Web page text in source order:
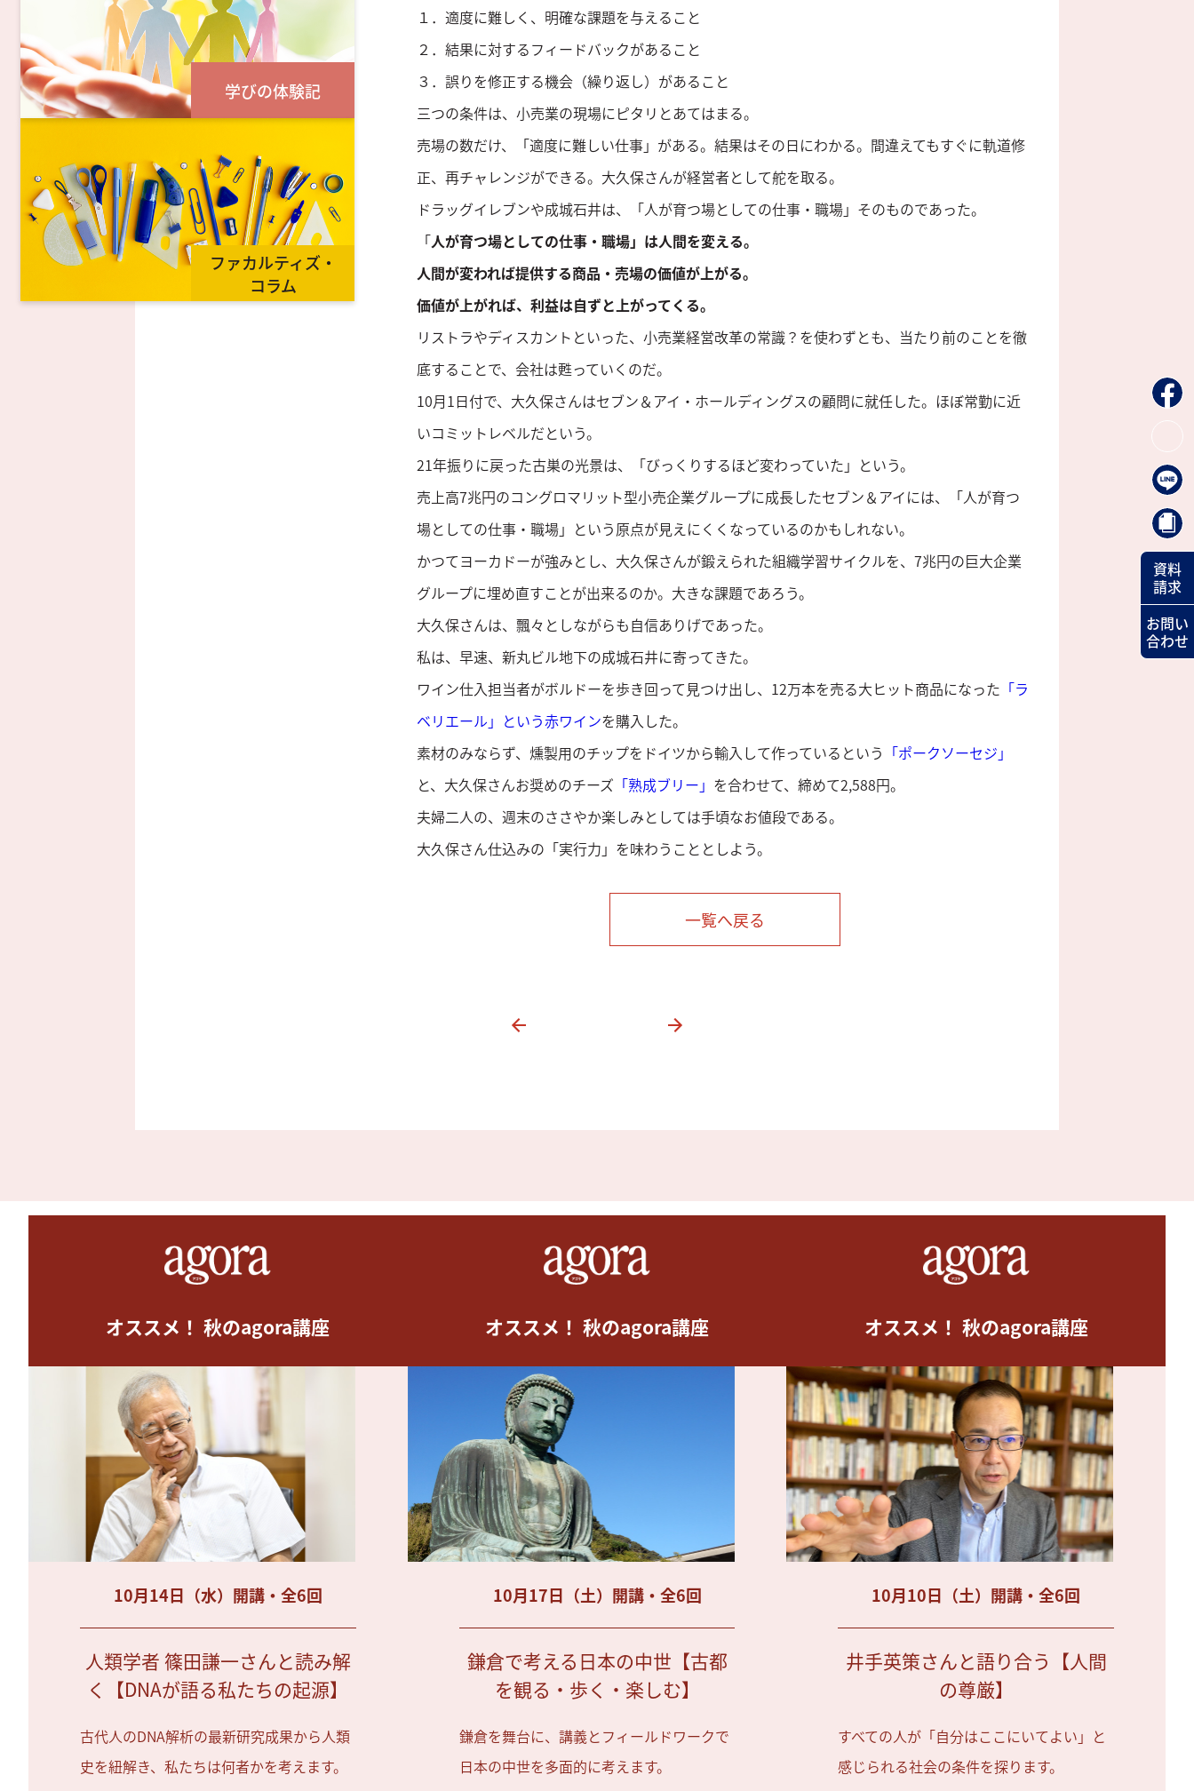
１．適度に難しく、明確な課題を与えること
２．結果に対するフィードバックがあること
３．誤りを修正する機会（繰り返し）があること
三つの条件は、小売業の現場にピタリとあてはまる。
売場の数だけ、「適度に難しい仕事」がある。結果はその日にわかる。間違えてもすぐに軌道修
正、再チャレンジができる。大久保さんが経営者として舵を取る。
ドラッグイレブンや成城石井は、「人が育つ場としての仕事・職場」そのものであった。
「人が育つ場としての仕事・職場」は人間を変える。
人間が変われば提供する商品・売場の価値が上がる。
価値が上がれば、利益は自ずと上がってくる。
リストラやディスカントといった、小売業経営改革の常識？を使わずとも、当たり前のことを徹
底することで、会社は甦っていくのだ。
10月1日付で、大久保さんはセブン＆アイ・ホールディングスの顧問に就任した。ほぼ常勤に近
いコミットレベルだという。
21年振りに戻った古巣の光景は、「びっくりするほど変わっていた」という。
売上高7兆円のコングロマリット型小売企業グループに成長したセブン＆アイには、「人が育つ
場としての仕事・職場」という原点が見えにくくなっているのかもしれない。
かつてヨーカドーが強みとし、大久保さんが鍛えられた組織学習サイクルを、7兆円の巨大企業
グループに埋め直すことが出来るのか。大きな課題であろう。
大久保さんは、飄々としながらも自信ありげであった。
私は、早速、新丸ビル地下の成城石井に寄ってきた。
ワイン仕入担当者がボルドーを歩き回って見つけ出し、12万本を売る大ヒット商品になった 「ラ
ベリエール」という赤ワインを購入した。
素材のみならず、燻製用のチップをドイツから輸入して作っているという 「ポークソーセジ」
と、大久保さんお奨めのチーズ 「熟成ブリー」 を合わせて、締めて2,588円。
夫婦二人の、週末のささやか楽しみとしては手頃なお値段である。
大久保さん仕込みの「実行力」を味わうこととしよう。
一覧へ戻る
学びの体験記
ファカルティズ・
コラム
オススメ！ 秋のagora講座
10月14日（水）開講・全6回
人類学者 篠田謙一さんと読み解
く【DNAが語る私たちの起源】
古代人のDNA解析の最新研究成果から人類
史を紐解き、私たちは何者かを考えます。
オススメ！ 秋のagora講座
10月17日（土）開講・全6回
鎌倉で考える日本の中世【古都
を観る・歩く・楽しむ】
鎌倉を舞台に、講義とフィールドワークで
日本の中世を多面的に考えます。
オススメ！ 秋のagora講座
10月10日（土）開講・全6回
井手英策さんと語り合う【人間
の尊厳】
すべての人が「自分はここにいてよい」と
感じられる社会の条件を探ります。
資料
請求
お問い
合わせ